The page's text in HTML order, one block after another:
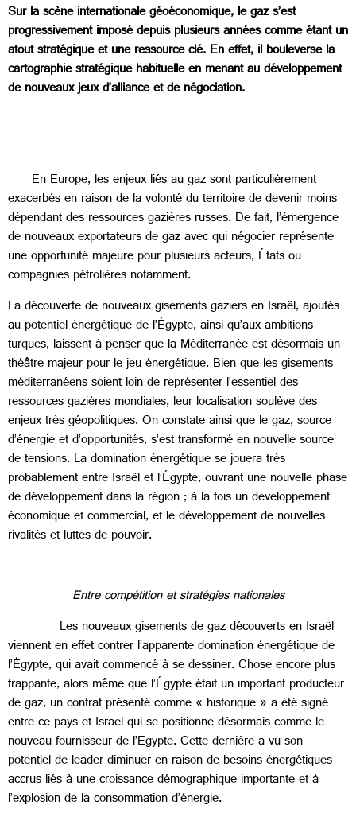
Sur la scène internationale géoéconomique, le gaz s’est
progressivement imposé depuis plusieurs années comme étant un
atout stratégique et une ressource clé. En effet, il bouleverse la
cartographie stratégique habituelle en menant au développement
de nouveaux jeux d’alliance et de négociation.
En Europe, les enjeux liés au gaz sont particulièrement
exacerbés en raison de la volonté du territoire de devenir moins
dépendant des ressources gazières russes. De fait, l’émergence
de nouveaux exportateurs de gaz avec qui négocier représente
une opportunité majeure pour plusieurs acteurs, États ou
compagnies pétrolières notamment.
La découverte de nouveaux gisements gaziers en Israël, ajoutés
au potentiel énergétique de l’Égypte, ainsi qu’aux ambitions
turques, laissent à penser que la Méditerranée est désormais un
théâtre majeur pour le jeu énergétique. Bien que les gisements
méditerranéens soient loin de représenter l’essentiel des
ressources gazières mondiales, leur localisation soulève des
enjeux très géopolitiques. On constate ainsi que le gaz, source
d’énergie et d’opportunités, s’est transformé en nouvelle source
de tensions. La domination énergétique se jouera très
probablement entre Israël et l’Égypte, ouvrant une nouvelle phase
de développement dans la région ; à la fois un développement
économique et commercial, et le développement de nouvelles
rivalités et luttes de pouvoir.
Entre compétition et stratégies nationales
Les nouveaux gisements de gaz découverts en Israël
viennent en effet contrer l’apparente domination énergétique de
l’Égypte, qui avait commencé à se dessiner. Chose encore plus
frappante, alors même que l’Égypte était un important producteur
de gaz, un contrat présenté comme « historique » a été signé
entre ce pays et Israël qui se positionne désormais comme le
nouveau fournisseur de l’Egypte. Cette dernière a vu son
potentiel de leader diminuer en raison de besoins énergétiques
accrus liés à une croissance démographique importante et à
l’explosion de la consommation d’énergie.